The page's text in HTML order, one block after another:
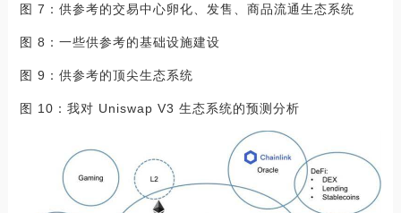
图 7：供参考的交易中心卵化、发售、商品流通生态系统
图 8：一些供参考的基础设施建设
图 9：供参考的顶尖生态系统
图 10：我对 Uniswap V3 生态系统的预测分析